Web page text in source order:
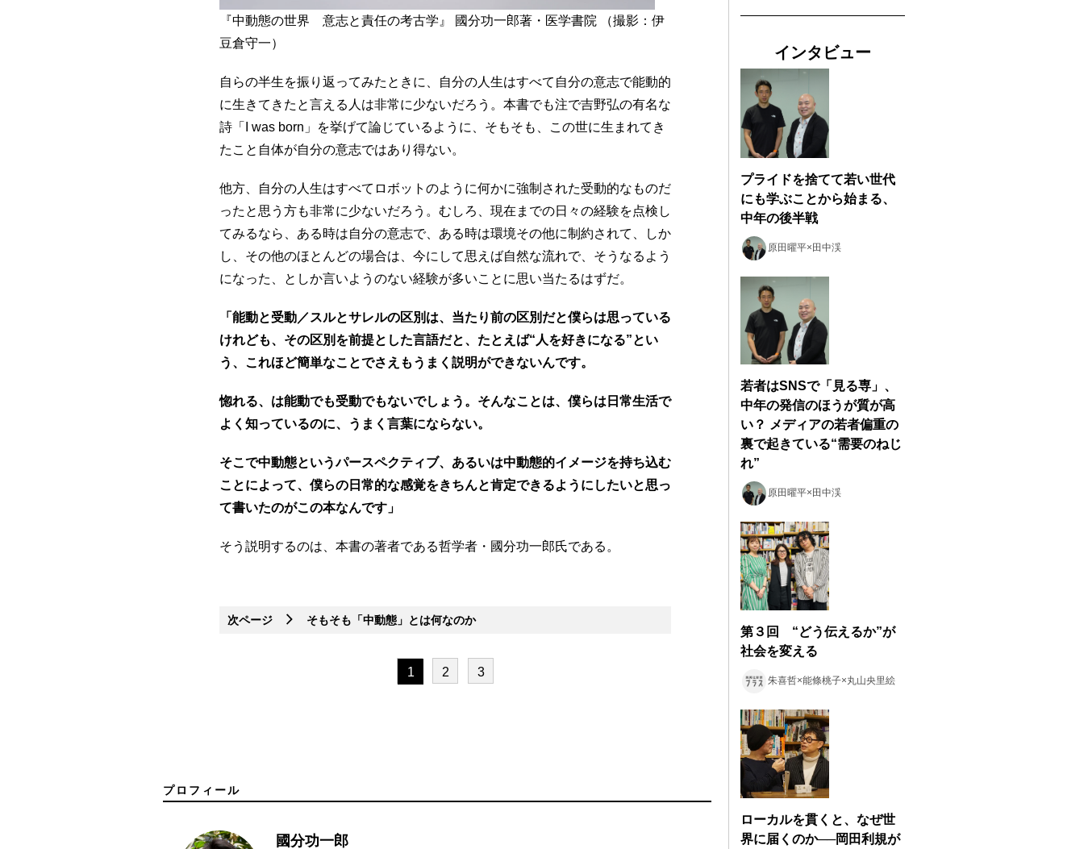
『中動態の世界 意志と責任の考古学』 國分功一郎著・医学書院 （撮影：伊
豆倉守一）
自らの半生を振り返ってみたときに、自分の人生はすべて自分の意志で能動的
に生きてきたと言える人は非常に少ないだろう。本書でも注で吉野弘の有名な
詩「I was born」を挙げて論じているように、そもそも、この世に生まれてき
たこと自体が自分の意志ではあり得ない。
他方、自分の人生はすべてロボットのように何かに強制された受動的なものだ
ったと思う方も非常に少ないだろう。むしろ、現在までの日々の経験を点検し
てみるなら、ある時は自分の意志で、ある時は環境その他に制約されて、しか
し、その他のほとんどの場合は、今にして思えば自然な流れで、そうなるよう
になった、としか言いようのない経験が多いことに思い当たるはずだ。
「能動と受動／スルとサレルの区別は、当たり前の区別だと僕らは思っている
けれども、その区別を前提とした言語だと、たとえば“人を好きになる”とい
う、これほど簡単なことでさえもうまく説明ができないんです。
惚れる、は能動でも受動でもないでしょう。そんなことは、僕らは日常生活で
よく知っているのに、うまく言葉にならない。
そこで中動態というパースペクティブ、あるいは中動態的イメージを持ち込む
ことによって、僕らの日常的な感覚をきちんと肯定できるようにしたいと思っ
て書いたのがこの本なんです」
そう説明するのは、本書の著者である哲学者・國分功一郎氏である。
次ページ そもそも「中動態」とは何なのか
1 2 3
プロフィール
國分功一郎
インタビュー
プライドを捨てて若い世代
にも学ぶことから始まる、
中年の後半戦
原田曜平×田中渓
若者はSNSで「見る専」、
中年の発信のほうが質が高
い？ メディアの若者偏重の
裏で起きている“需要のねじ
れ”
原田曜平×田中渓
第３回 “どう伝えるか”が
社会を変える
朱喜哲×能條桃子×丸山央里絵
ローカルを貫くと、なぜ世
界に届くのか──岡田利規が